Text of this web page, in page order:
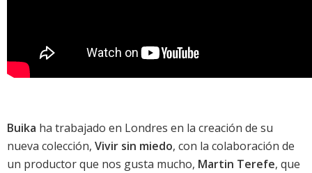
Buika ha trabajado en Londres en la creación de su
nueva colección, Vivir sin miedo, con la colaboración de
un productor que nos gusta mucho, Martin Terefe, que